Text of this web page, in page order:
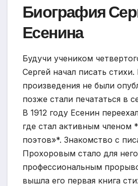
Биография
Есенина
Будучи учеником
Сергей начал писать
произведения не были
позже стали печататься в
В 1912 году Есенин
где стал активным членом
поэтов»*. Знакомство с
Прохоровым стало для него
профессиональным
вышла его первая книга